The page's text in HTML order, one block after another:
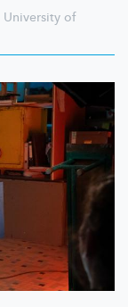
University of